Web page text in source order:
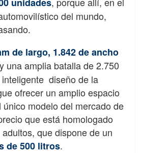
del mundo,
de largo, 1.842 de ancho
una amplia batalla de 2.750
diseño de la
ofrecer un amplio espacio
único modelo del mercado de
que está homologado
que dispone de un
de 500 litros.